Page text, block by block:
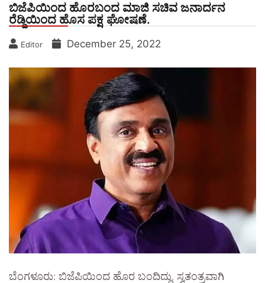
ಬಿಜೆಪಿಯಿಂದ ಹೊರಬಂದ ಮಾಜಿ ಸಚಿವ ಜನಾರ್ದನ
ರೆಡ್ಡಿಯಿಂದ ಹೊಸ ಪಕ್ಷ ಘೋಷಣೆ.
Editor December 25, 2022
ಬೆಂಗಳೂರು: ಬಿಜೆಪಿಯಿಂದ ಹೊರ ಬಂದಿದ್ದು, ಸ್ವತಂತ್ರವಾಗಿ